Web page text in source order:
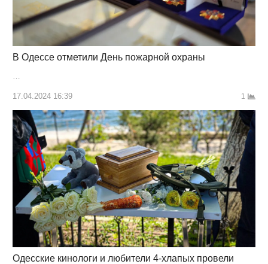
В Одессе отметили День пожарной охраны
…
17.04.2024 16:39 1
Одесские кинологи и любители 4-хлапых провели